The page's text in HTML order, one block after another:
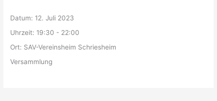
Datum: 12. Juli 2023
Uhrzeit: 19:30 - 22:00
Ort: SAV-Vereinsheim Schriesheim
Versammlung